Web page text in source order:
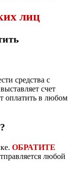
лиц
средства с
счет
оплатить в любом
ОБРАТИТЕ
любой